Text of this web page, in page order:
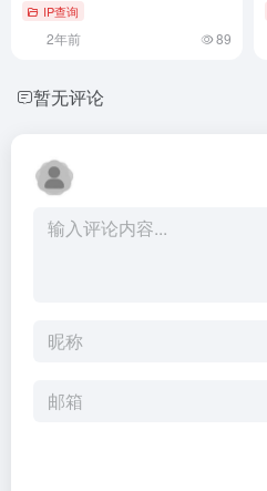
IP查询
2年前 89
暂无评论